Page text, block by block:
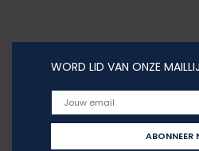
WORD LID VAN ONZE